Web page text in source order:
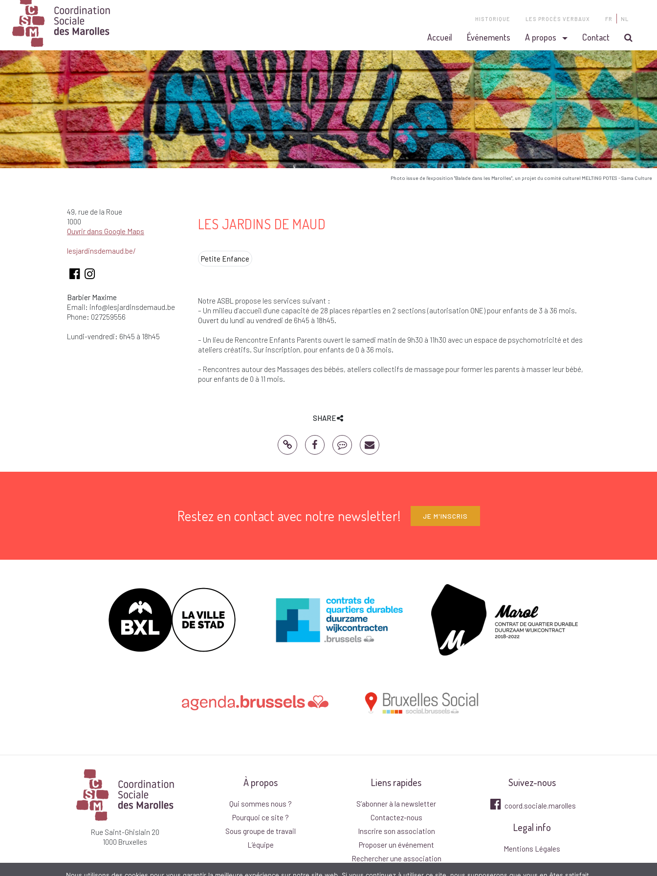
Main Navigation
HISTORIQUE LES PROCÈS VERBAUX FR NL
Accueil Événements A propos Contact
Photo issue de l'exposition "Balade dans les Marolles", un projet du comité culturel MELTING POTES - Sama Culture
49, rue de la Roue
1000
Ouvrir dans Google Maps
lesjardinsdemaud.be/
Barbier Maxime
Email: info@lesjardinsdemaud.be
Phone: 027259556
Lundi-vendredi: 6h45 à 18h45
LES JARDINS DE MAUD
Petite Enfance
Notre ASBL propose les services suivant :
– Un milieu d’accueil d’une capacité de 28 places réparties en 2 sections (autorisation ONE) pour enfants de 3 à 36 mois.
Ouvert du lundi au vendredi de 6h45 à 18h45.
– Un lieu de Rencontre Enfants Parents ouvert le samedi matin de 9h30 à 11h30 avec un espace de psychomotricité et des
ateliers créatifs. Sur inscription, pour enfants de 0 à 36 mois.
– Rencontres autour des Massages des bébés, ateliers collectifs de massage pour former les parents à masser leur bébé,
pour enfants de 0 à 11 mois.
SHARE
Restez en contact avec notre newsletter! JE M'INSCRIS
Rue Saint-Ghislain 20
1000 Bruxelles
À propos
Qui sommes nous ?
Pourquoi ce site ?
Sous groupe de travail
L’équipe
Liens rapides
S’abonner à la newsletter
Contactez-nous
Inscrire son association
Proposer un événement
Rechercher une association
Suivez-nous
coord.sociale.marolles
Legal info
Mentions Légales